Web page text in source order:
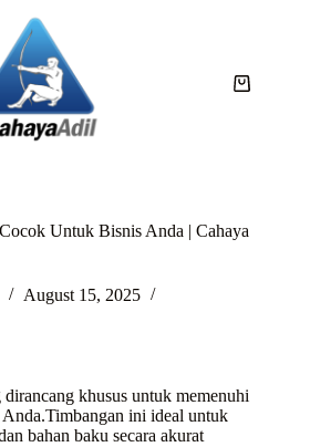
Untuk Bisnis Anda | Cahaya
August 15, 2025
khusus untuk memenuhi
ini ideal untuk
bahan baku secara akurat